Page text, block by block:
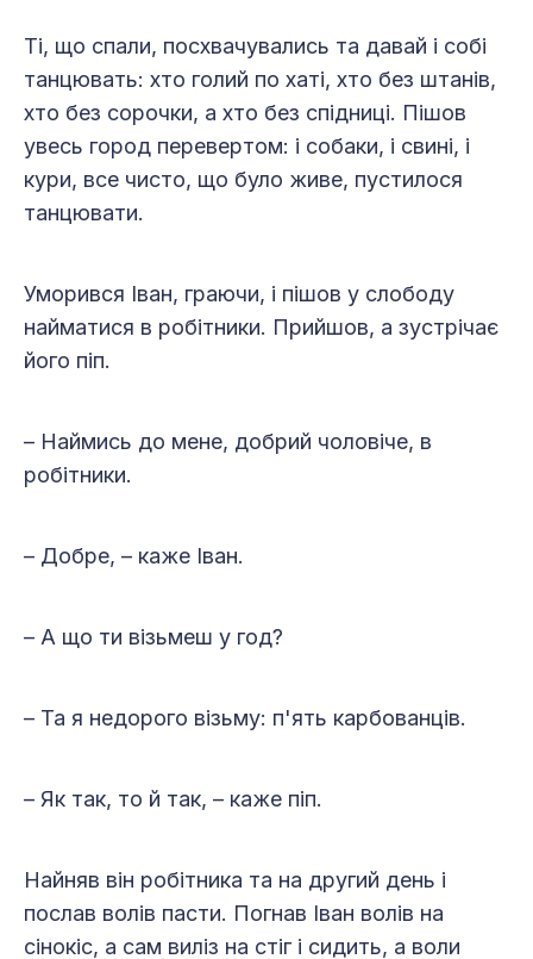
Ті, що спали, посхвачувались та давай і собі
танцювать: хто голий по хаті, хто без штанів,
хто без сорочки, а хто без спідниці. Пішов
увесь город перевертом: і собаки, і свині, і
кури, все чисто, що було живе, пустилося
танцювати.
Уморився Іван, граючи, і пішов у слободу
найматися в робітники. Прийшов, а зустрічає
його піп.
– Наймись до мене, добрий чоловіче, в
робітники.
– Добре, – каже Іван.
– А що ти візьмеш у год?
– Та я недорого візьму: п'ять карбованців.
– Як так, то й так, – каже піп.
Найняв він робітника та на другий день і
послав волів пасти. Погнав Іван волів на
сінокіс, а сам виліз на стіг і сидить, а воли